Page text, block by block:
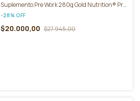
Suplemento Pre Work 280g Gold Nutrition® Pre
-28% OFF
$20.000,00 $27.945,00